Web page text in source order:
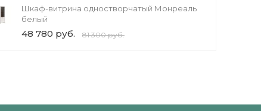
Шкаф-витрина одностворчатый Монреаль
белый
48 780 руб. 81 300 руб.